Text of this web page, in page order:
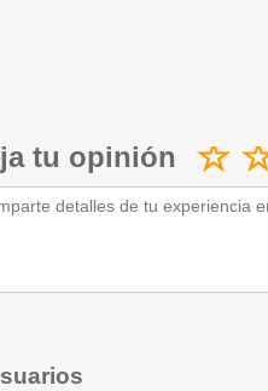
tu opinión